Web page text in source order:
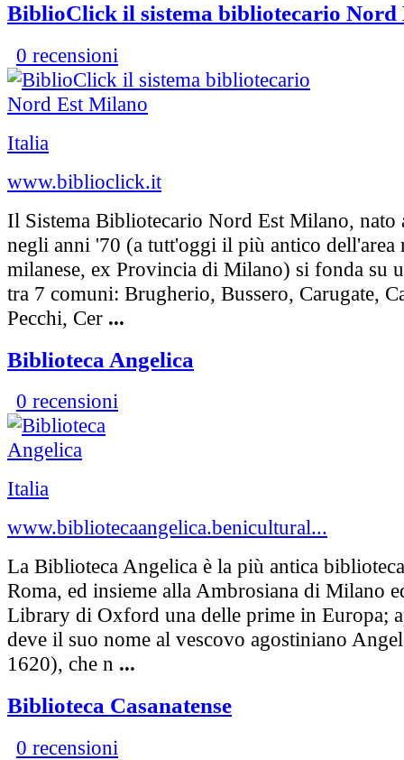
BiblioClick il sistema bibliotecario Nord
0 recensioni
Italia
www.biblioclick.it
Il Sistema Bibliotecario Nord Est Milano, nato
negli anni '70 (a tutt'oggi il più antico dell'area
milanese, ex Provincia di Milano) si fonda su
tra 7 comuni: Brugherio, Bussero, Carugate,
Pecchi, Cer ...
Biblioteca Angelica
0 recensioni
Italia
www.bibliotecaangelica.benicultural...
La Biblioteca Angelica è la più antica
Roma, ed insieme alla Ambrosiana di Milano
Library di Oxford una delle prime in Europa;
deve il suo nome al vescovo agostiniano
1620), che n ...
Biblioteca Casanatense
0 recensioni